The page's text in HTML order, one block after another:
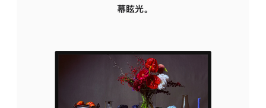
幕眩光。